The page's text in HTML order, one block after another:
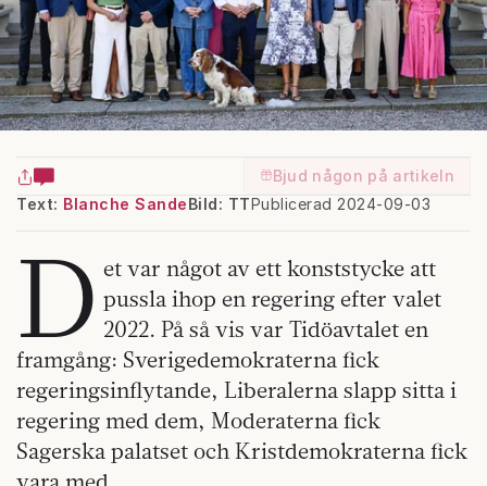
Bjud någon på artikeln
Text: Blanche Sande Publicerad 2024-09-03
Bild: TT
D et var något av ett konststycke att
pussla ihop en regering efter valet
2022. På så vis var Tidöavtalet en
framgång: Sverigedemokraterna fick
regeringsinflytande, Liberalerna slapp sitta i
regering med dem, Moderaterna fick
Sagerska palatset och Kristdemokraterna fick